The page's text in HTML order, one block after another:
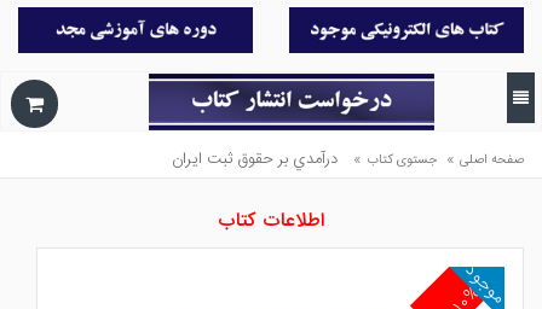
صفحه اصلی » جستوی کتاب » درآمدي بر حقوق ثبت ايران
اطلاعات کتاب
۱۰%
موجود